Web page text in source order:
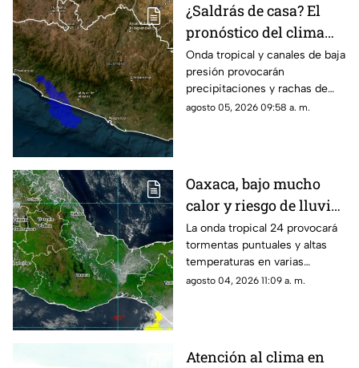
¿Saldrás de casa? El
pronóstico del clima
hoy para Guerrero
Onda tropical y canales de baja
presión provocarán
precipitaciones y rachas de
viento en la mayor parte del
agosto 05, 2026 09:58 a. m.
Oaxaca, bajo mucho
calor y riesgo de lluvias
aisladas para este
martes
La onda tropical 24 provocará
tormentas puntuales y altas
temperaturas en varias
regiones.
agosto 04, 2026 11:09 a. m.
Atención al clima en